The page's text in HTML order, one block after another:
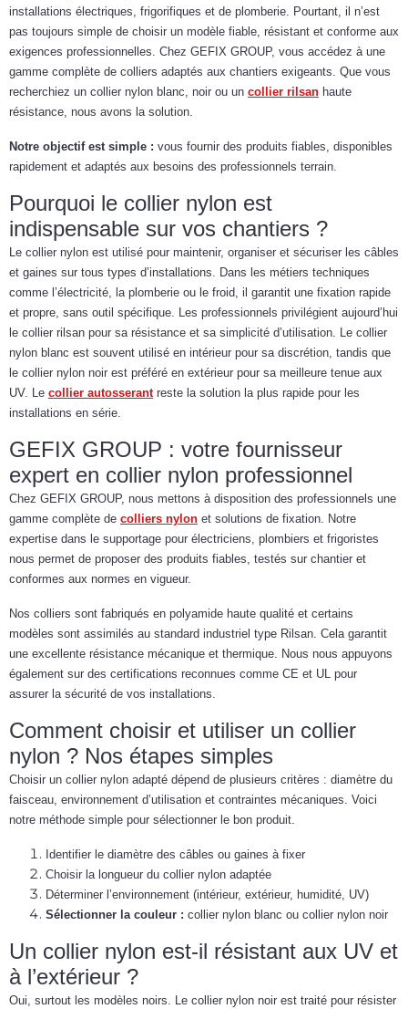
installations électriques, frigorifiques et de plomberie. Pourtant, il n’est
pas toujours simple de choisir un modèle fiable, résistant et conforme aux
exigences professionnelles. Chez GEFIX GROUP, vous accédez à une
gamme complète de colliers adaptés aux chantiers exigeants. Que vous
recherchiez un collier nylon blanc, noir ou un collier rilsan haute
résistance, nous avons la solution.
Notre objectif est simple : vous fournir des produits fiables, disponibles
rapidement et adaptés aux besoins des professionnels terrain.
Pourquoi le collier nylon est
indispensable sur vos chantiers ?
Le collier nylon est utilisé pour maintenir, organiser et sécuriser les câbles
et gaines sur tous types d’installations. Dans les métiers techniques
comme l’électricité, la plomberie ou le froid, il garantit une fixation rapide
et propre, sans outil spécifique. Les professionnels privilégient aujourd’hui
le collier rilsan pour sa résistance et sa simplicité d’utilisation. Le collier
nylon blanc est souvent utilisé en intérieur pour sa discrétion, tandis que
le collier nylon noir est préféré en extérieur pour sa meilleure tenue aux
UV. Le collier autosserantreste la solution la plus rapide pour les
installations en série.
GEFIX GROUP : votre fournisseur
expert en collier nylon professionnel
Chez GEFIX GROUP, nous mettons à disposition des professionnels une
gamme complète de colliers nylon et solutions de fixation. Notre
expertise dans le supportage pour électriciens, plombiers et frigoristes
nous permet de proposer des produits fiables, testés sur chantier et
conformes aux normes en vigueur.
Nos colliers sont fabriqués en polyamide haute qualité et certains
modèles sont assimilés au standard industriel type Rilsan. Cela garantit
une excellente résistance mécanique et thermique. Nous nous appuyons
également sur des certifications reconnues comme CE et UL pour
assurer la sécurité de vos installations.
Comment choisir et utiliser un collier
nylon ? Nos étapes simples
Choisir un collier nylon adapté dépend de plusieurs critères : diamètre du
faisceau, environnement d’utilisation et contraintes mécaniques. Voici
notre méthode simple pour sélectionner le bon produit.
Identifier le diamètre des câbles ou gaines à fixer
Choisir la longueur du collier nylon adaptée
Déterminer l’environnement (intérieur, extérieur, humidité, UV)
Sélectionner la couleur : collier nylon blanc ou collier nylon noir
Un collier nylon est-il résistant aux UV et
à l’extérieur ?
Oui, surtout les modèles noirs. Le collier nylon noir est traité pour résister